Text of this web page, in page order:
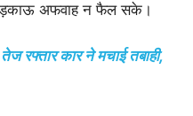
भड़काऊ अफवाह न फैल सके।
कार ने मचाई तबाही,